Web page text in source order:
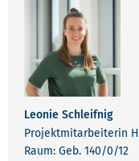
Leonie Schleifnig
Projektmitarbeiterin
Raum: Geb. 140/0/12